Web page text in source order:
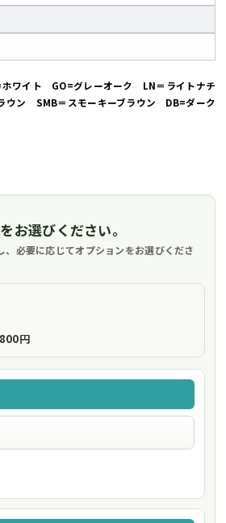
ワイト GO=グレーオーク LN＝ライトナチ
ウン SMB＝スモーキーブラウン DB=ダーク
お選びください。
、必要に応じてオプションをお選びくださ
円